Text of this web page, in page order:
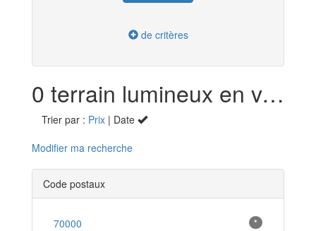
de critères
0 terrain lumineux en vente à Vesoul (70)
Trier par : Prix | Date
Modifier ma recherche
Code postaux
70000 *